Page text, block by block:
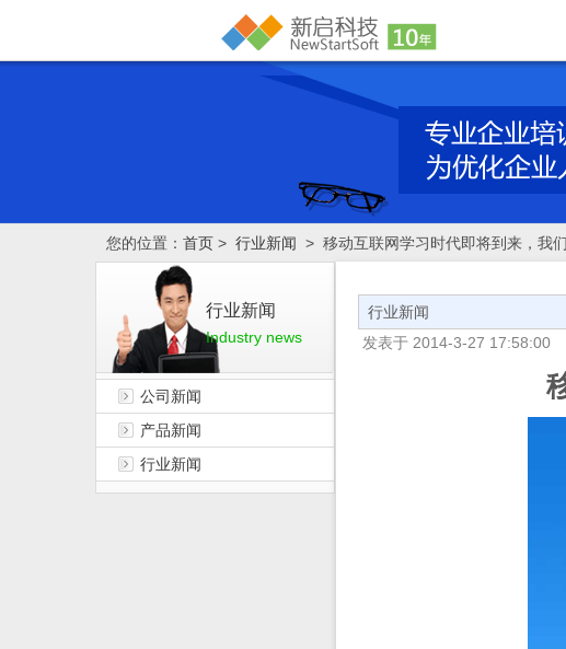
您的位置： 首页 > 行业新闻 > 移动互联网学习时代即将到来，我
行业新闻
Industry news
公司新闻
产品新闻
行业新闻
行业新闻
发表于 2014-3-27 17:58:00